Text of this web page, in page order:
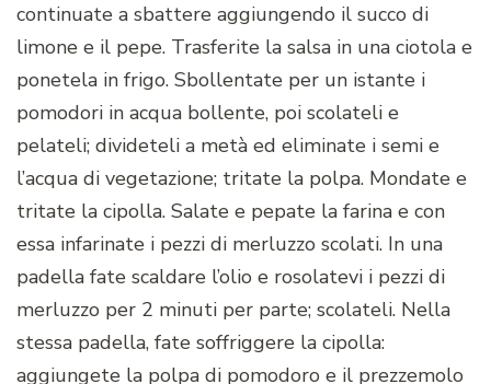
continuate a sbattere aggiungendo il succo di
limone e il pepe. Trasferite la salsa in una ciotola e
ponetela in frigo. Sbollentate per un istante i
pomodori in acqua bollente, poi scolateli e
pelateli; divideteli a metà ed eliminate i semi e
l’acqua di vegetazione; tritate la polpa. Mondate e
tritate la cipolla. Salate e pepate la farina e con
essa infarinate i pezzi di merluzzo scolati. In una
padella fate scaldare l’olio e rosolatevi i pezzi di
merluzzo per 2 minuti per parte; scolateli. Nella
stessa padella, fate soffriggere la cipolla:
aggiungete la polpa di pomodoro e il prezzemolo